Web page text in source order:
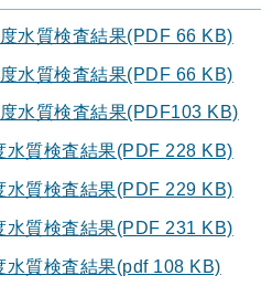
水質検査結果(PDF 66 KB)
水質検査結果(PDF 66 KB)
水質検査結果(PDF103 KB)
水質検査結果(PDF 228 KB)
水質検査結果(PDF 229 KB)
水質検査結果(PDF 231 KB)
水質検査結果(pdf 108 KB)